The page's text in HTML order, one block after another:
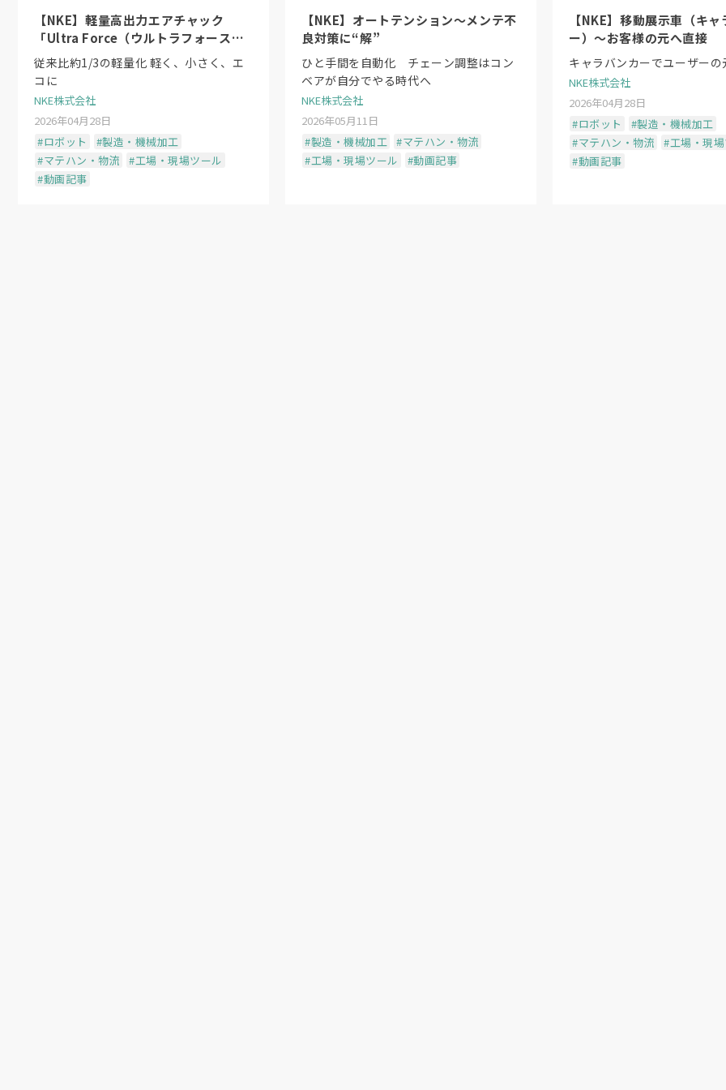
【NKE】軽量高出力エアチャック
「Ultra Force（ウルトラフォース）
シリーズ」〜日本初のシーケンスシリ
ンダ機構
従来比約1/3の軽量化 軽く、小さく、エ
コに
NKE株式会社
2026年04月28日
#ロボット
#製造・機械加工
#マテハン・物流
#工場・現場ツール
#動画記事
【NKE】オートテンション〜メンテ不
良対策に“解”
ひと手間を自動化 チェーン調整はコン
ベアが自分でやる時代へ
NKE株式会社
2026年05月11日
#製造・機械加工 #マテハン・物流
#工場・現場ツール
#動画記事
【NKE】移動展示車（キ
ー）〜お客様の元へ直接
キャラバンカーでユーザーの
NKE株式会社
2026年04月28日
#ロボット
#製造・機械加工
#マテハン・物流
#工場・現
#動画記事